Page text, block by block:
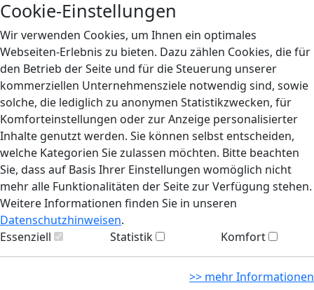
Cookie-Einstellungen
Wir verwenden Cookies, um Ihnen ein optimales
Webseiten-Erlebnis zu bieten. Dazu zählen Cookies, die für
den Betrieb der Seite und für die Steuerung unserer
kommerziellen Unternehmensziele notwendig sind, sowie
solche, die lediglich zu anonymen Statistikzwecken, für
Komforteinstellungen oder zur Anzeige personalisierter
Inhalte genutzt werden. Sie können selbst entscheiden,
welche Kategorien Sie zulassen möchten. Bitte beachten
Sie, dass auf Basis Ihrer Einstellungen womöglich nicht
mehr alle Funktionalitäten der Seite zur Verfügung stehen.
Weitere Informationen finden Sie in unseren
Datenschutzhinweisen.
Essenziell
Statistik Komfort
>> mehr Informationen